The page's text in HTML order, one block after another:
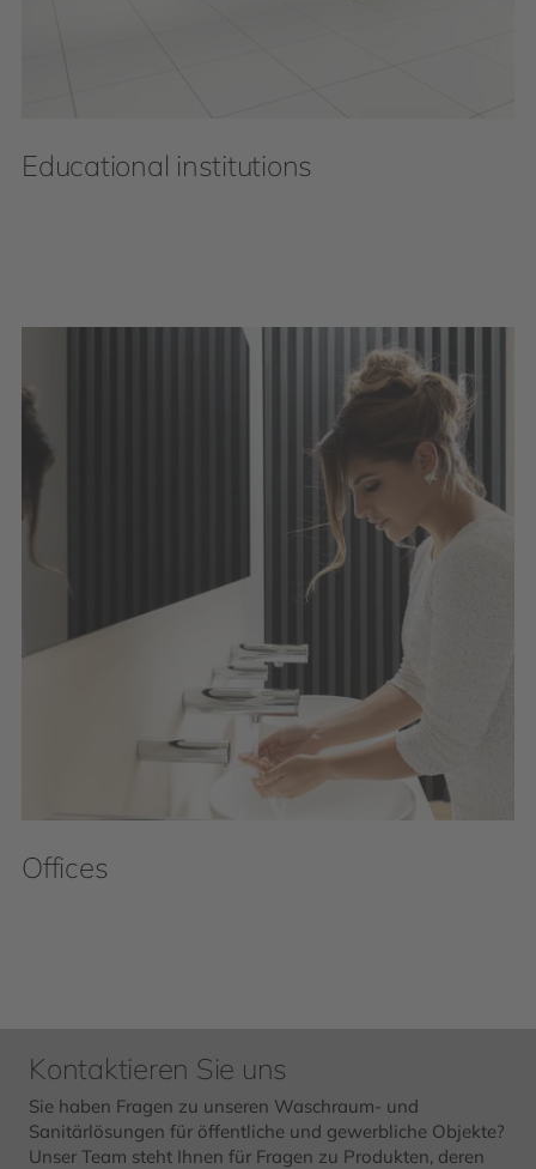
Educational institutions
Offices
Kontaktieren Sie uns
Sie haben Fragen zu unseren Waschraum- und
Sanitärlösungen für öffentliche und gewerbliche Objekte?
Unser Team steht Ihnen für Fragen zu Produkten, deren